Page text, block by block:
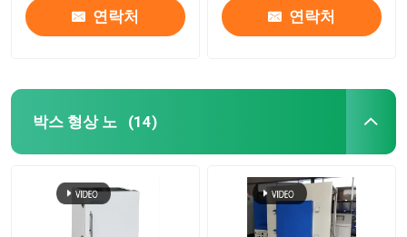
연락처 연락처
박스 형상 노 (14)